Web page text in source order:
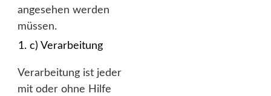
angesehen werden
müssen.
c) Verarbeitung
Verarbeitung ist jeder
mit oder ohne Hilfe